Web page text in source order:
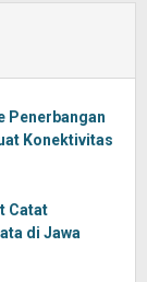
Penerbangan
Konektivitas
Catat
di Jawa